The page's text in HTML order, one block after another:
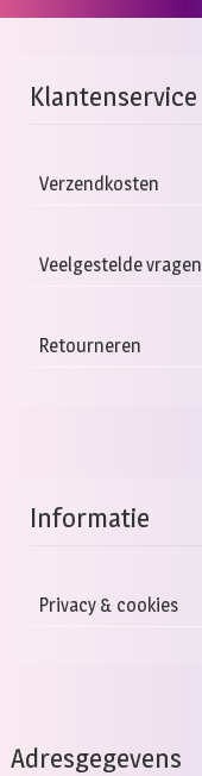
Klantenservice
Verzendkosten
Veelgestelde vragen
Retourneren
Informatie
Privacy & cookies
Adresgegevens